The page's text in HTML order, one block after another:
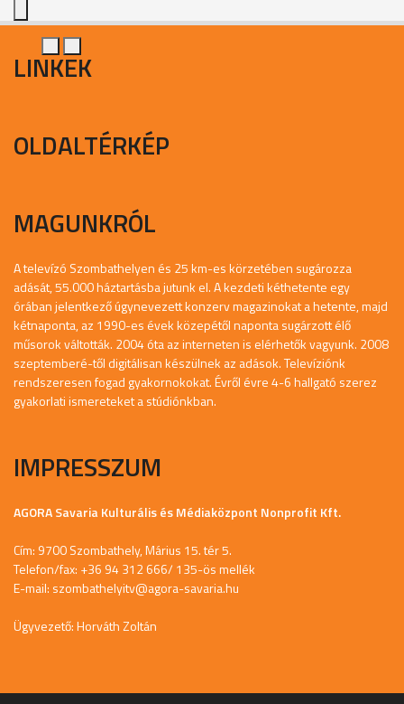
LINKEK
OLDALTÉRKÉP
MAGUNKRÓL
A televízó Szombathelyen és 25 km-es körzetében sugározza
adását, 55.000 háztartásba jutunk el. A kezdeti kéthetente egy
órában jelentkező úgynevezett konzerv magazinokat a hetente, majd
kétnaponta, az 1990-es évek közepétől naponta sugárzott élő
műsorok váltották. 2004 óta az interneten is elérhetők vagyunk. 2008
szeptemberé-től digitálisan készülnek az adások. Televíziónk
rendszeresen fogad gyakornokokat. Évről évre 4-6 hallgató szerez
gyakorlati ismereteket a stúdiónkban.
IMPRESSZUM
AGORA Savaria Kulturális és Médiaközpont Nonprofit Kft.
Cím: 9700 Szombathely, Márius 15. tér 5.
Telefon/fax: +36 94 312 666/ 135-ös mellék
E-mail: szombathelyitv@agora-savaria.hu
Ügyvezető: Horváth Zoltán